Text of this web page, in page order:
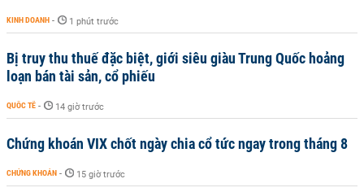
KINH DOANH - 1 phút trước
Bị truy thu thuế đặc biệt, giới siêu giàu Trung Quốc hoảng
loạn bán tài sản, cổ phiếu
QUỐC TẾ - 14 giờ trước
Chứng khoán VIX chốt ngày chia cổ tức ngay trong tháng 8
CHỨNG KHOÁN - 15 giờ trước